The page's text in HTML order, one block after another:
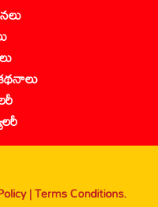
|Terms Conditions.